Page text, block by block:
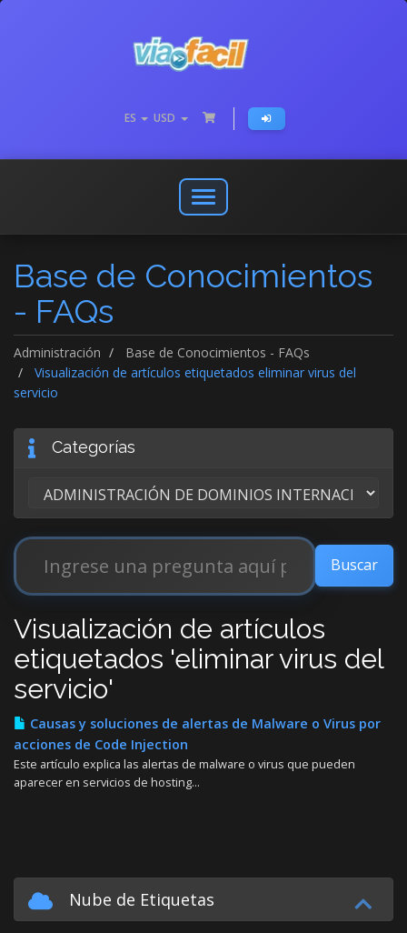
ES USD
Abrir
o
menú
de
Base de Conocimientos
- FAQs
Administración
Base de Conocimientos - FAQs
Visualización de artículos etiquetados eliminar virus del
servicio
Categorías
Visualización de artículos
etiquetados 'eliminar virus del
servicio'
Causas y soluciones de alertas de Malware o Virus por
acciones de Code Injection
Este artículo explica las alertas de malware o virus que pueden
aparecer en servicios de hosting...
Nube de Etiquetas